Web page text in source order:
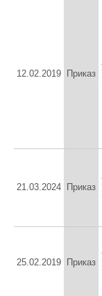
12.02.2019 Приказ
21.03.2024 Приказ
25.02.2019 Приказ